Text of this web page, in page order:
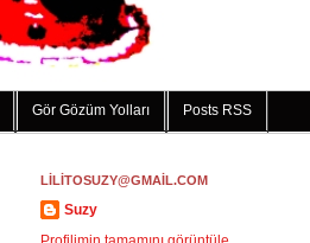
Gör Gözüm Yolları Posts RSS
LİLİTOSUZY@GMAİL.COM
Suzy